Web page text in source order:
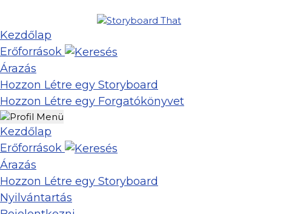
Kezdőlap
Erőforrások
Árazás
Hozzon Létre egy Storyboard
Hozzon Létre egy Forgatókönyvet
Kezdőlap
Erőforrások
Árazás
Hozzon Létre egy Storyboard
Nyilvántartás